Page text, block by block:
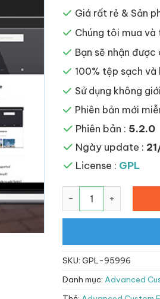
Giá rất rẻ & Sản
Chúng tôi mua
Bạn sẽ nhận
100% tệp sạch và
Sử dụng không
Phiên bản mới
Phiên bản : 5.2.0
Ngày update :
License : GPL
Advanced Custom
SKU: GPL-95996
Danh mục: Advanced